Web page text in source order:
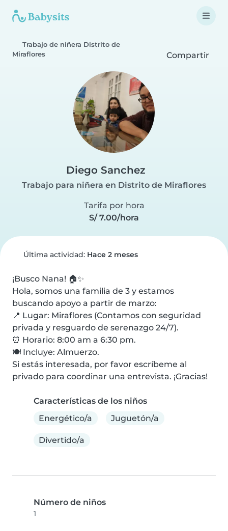
Trabajo de niñera Distrito de
Miraflores
Compartir
Diego Sanchez
Trabajo para niñera en Distrito de Miraflores
Tarifa por hora
S/ 7.00/hora
Última actividad: Hace 2 meses
¡Busco Nana! 🏠✨
Hola, somos una familia de 3 y estamos
buscando apoyo a partir de marzo:
📍 Lugar: Miraflores (Contamos con seguridad
privada y resguardo de serenazgo 24/7).
⏰ Horario: 8:00 am a 6:30 pm.
🍽️ Incluye: Almuerzo.
Si estás interesada, por favor escríbeme al
privado para coordinar una entrevista. ¡Gracias!
Características de los niños
Energético/a
Juguetón/a
Divertido/a
Número de niños
1